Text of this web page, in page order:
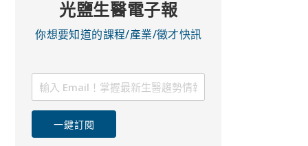
光鹽生醫電子報
你想要知道的課程/產業/徵才快訊
一鍵訂閱